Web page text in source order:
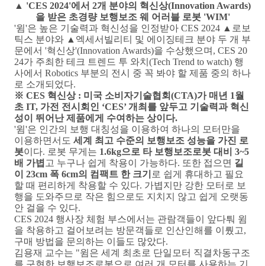
▲ 'CES 2024'에서 2개 분야의 혁신상(Innovation Awards)
을 받은 초경량 보행보조 웨 어러블 로봇 'WIM'
'윔'은 높은 기술력과 혁신성을 인정받아 CES 2024 ▲ 로보
틱스 분야와 ▲ 엑세서빌리티 및 에이징테크 분야 두 개 부
문에서 '혁신상'(Innovation Awards)을 수상했으며 , CES 20
24가 주최한 테크 트렌드 투 와치 (Tech Trend to watch) 행
사에서 Robotics 부분의 전시 중 꼭 봐야 할 제품 중의 하나
로 소개되었다.
※ CES 혁신상 : 미국 소비자기술협회 (CTA)가 매년 1월
초 IT, 가전 전시회인 ‘CES’개최를 앞두고 기술력과 혁신
성이 뛰어난 제품에게 수여하는 상이다.
'윔'은 인간의 보행 대칭성을 이용하여 하나의 모터만을
이용하면서도 세계 최고 수준의 보행보조 성능을 가진 로
봇이다. 로봇 무게는 1.6kg으로 타 보행보조로봇 대비 3~5
배 가볍 고 누구나 쉽게 착용이 가능하다. 또한 접으면 길
이 23cm 폭 6cm의 컴팩트 한 크기 로 쉽게 휴대하고 필요
할 때 편리하게 착용할 수 있다. 가볍지만 강한 모터로 보
행을 도와주므로 작은 힘으로도 지치지 않고 쉽게 오랫동
안 걸을 수 있다.
CES 2024 행사장 체험 부스에서는 관람객들이 앞다퉈 윔
을 착용하고 걸어보려는 방문객들로 인산인해를 이뤘고,
구매 방법을 문의하는 이들도 많았다.
김용재 교수는 "윔은 세계 최초로 단일모터 직결차동구조
를 구현한 보행보조로봇으로 여러 개 모터를 사용하는 기